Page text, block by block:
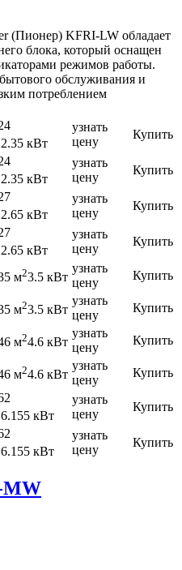
(Пионер) KFRI-LW обладает
блока, который оснащен
режимов работы.
обслуживания и
потреблением
2.35 кВт
узнать
цену
Купить
2.35 кВт
узнать
цену
Купить
2.65 кВт
узнать
цену
Купить
2.65 кВт
узнать
цену
Купить
м23.5 кВт
узнать
цену
Купить
м23.5 кВт
узнать
цену
Купить
м24.6 кВт
узнать
цену
Купить
м24.6 кВт
узнать
цену
Купить
6.155 кВт
узнать
цену
Купить
6.155 кВт
узнать
цену
Купить
MW